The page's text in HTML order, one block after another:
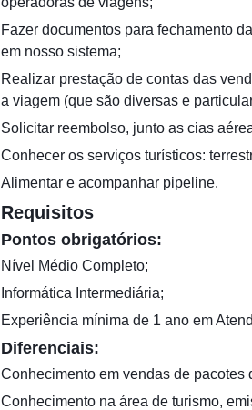
Fazer documentos para fechamento
em nosso sistema;
Realizar prestação de contas das
a viagem (que são diversas e
Solicitar reembolso, junto as cias
Conhecer os serviços turísticos:
Alimentar e acompanhar pipeline.
Requisitos
Pontos obrigatórios:
Nível Médio Completo;
Informática Intermediária;
Experiência mínima de 1 ano em
Diferenciais:
Conhecimento em vendas de
Conhecimento na área de turismo,